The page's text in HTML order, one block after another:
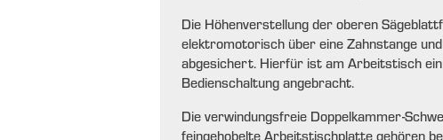
Die Höhenverstellung der oberen
elektromotorisch über eine Zahnstange
abgesichert. Hierfür ist am Arbeitstisch
Bedienschaltung angebracht.
Die verwindungsfreie Doppelkammer-
feingehobelte Arbeitstischplatte gehören